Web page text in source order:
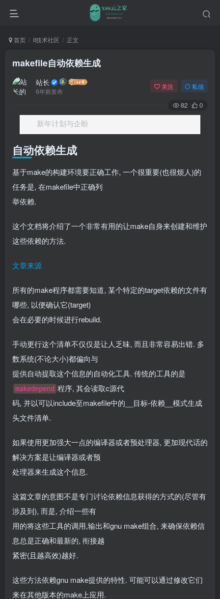
首页 it技术社区 正文
makefile自动依赖生成
站长
6年前发布
关注 私信
82 0
新年计划与企盼
自动依赖生成
基于make的构建环境要正确工作, 一个很重要(也很烦人)的
任务是, 在makefile中正确列
举依赖.
这个文档将介绍了一个非常有用的让make自身来创建和维护
这些依赖的方法.
文章来源
所有的make程序都需要知道, 某个特定的target依赖的文件有
哪些, 以便确认它(target)
会在必要的时候进行rebuild.
手动更行这个清单不仅仅是让人乏味, 而且非常容易出错. 多
数系统(不论大小)都偏向与
提供自动提取这个信息的自动化工具. 传统的工具的是
makedepend 程序, 其会读取c源代
码, 并以可以include至makefile中的__目标-依赖__模式生成
头文件清单.
如果使用更加强大一点的编译器或者预处理器, 更加现代话的
解决方案是让编译器或者预
处理器来生成这个信息.
这篇文章的意图不是专门讨论依赖信息获得的方式的(尽管有
涉及到), 而是, 介绍一些有
用的将这些工具的调用,输出和gnu make组合, 来确保依赖信
息总是正确和最新的, 衔接越
紧密(且越高效)越好.
这些方法依赖gnu make提供的特性. 可能可以通过修改它们
来在其他版本的make上应用.